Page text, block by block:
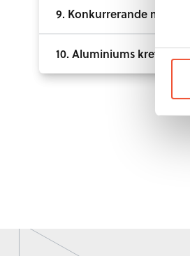
9. Konkurrerande material
10. Aluminiums kretslopp